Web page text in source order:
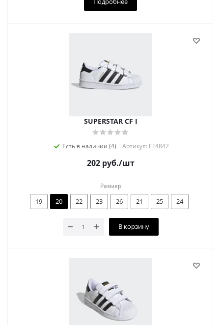
SUPERSTAR CF I
Есть в наличии (4) Артикул: EF4842
202руб./шт
Размер
19 20 22 23 26 21 25 24
В корзину